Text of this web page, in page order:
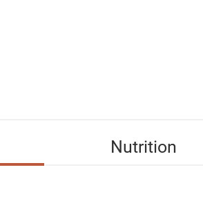
Nutrition